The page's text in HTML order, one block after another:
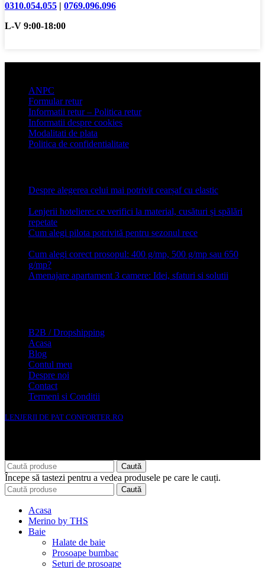
0310.054.055 | 0769.096.096
L-V 9:00-18:00
ANPC
Formular retur
Informatii retur – Politica retur
Informatii despre cookies
Modalitati de plata
Politica de confidentialitate
Despre alegerea celui mai potrivit cearșaf cu elastic
Lenjerii hoteliere: ce verifici la material, cusături și spălări
repetate
Cum alegi pilota potrivită pentru sezonul rece
Cum alegi corect prosopul: 400 g/mp, 500 g/mp sau 650
g/mp?
Amenajare apartament 3 camere: Idei, sfaturi si solutii
B2B / Dropshipping
Acasa
Blog
Contul meu
Despre noi
Contact
Termeni si Conditii
LENJERII DE PAT CONFORTER.RO
Caută
Începe să tastezi pentru a vedea produsele pe care le cauți.
Caută
Acasa
Merino by THS
Baie
Halate de baie
Prosoape bumbac
Seturi de prosoape